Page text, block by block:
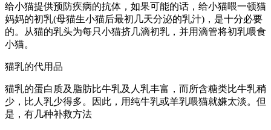
给小猫提供预防疾病的抗体，如果可能的话，给小猫喂一顿猫
妈妈的初乳(母猫生小猫后最初几天分泌的乳汁)，是十分必要
的。从猫的乳头为每只小猫挤几滴初乳，并用滴管将初乳喂食
小猫。
猫乳的代用品
猫乳的蛋白质及脂肪比牛乳及人乳丰富，而所含糖类比牛乳稍
少，比人乳少得多。因此，用纯牛乳或羊乳喂猫就嫌太淡。但
是，有几种补救方法